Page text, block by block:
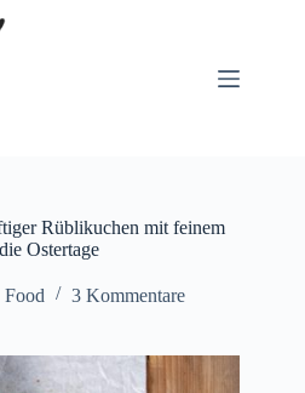
Rüblikuchen mit feinem
Ostertage
Food 3 Kommentare